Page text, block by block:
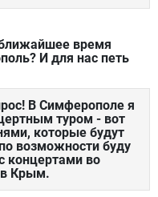
время
И для нас петь
В Симферополе я
туром - вот
которые будут
возможности буду
концертами во
в Крым.